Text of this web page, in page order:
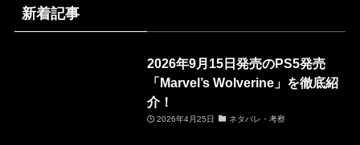
新着記事
2026年9月15日発売のPS5発売
「Marvel’s Wolverine」を徹底紹
介！
2026年4月25日 ネタバレ・考察